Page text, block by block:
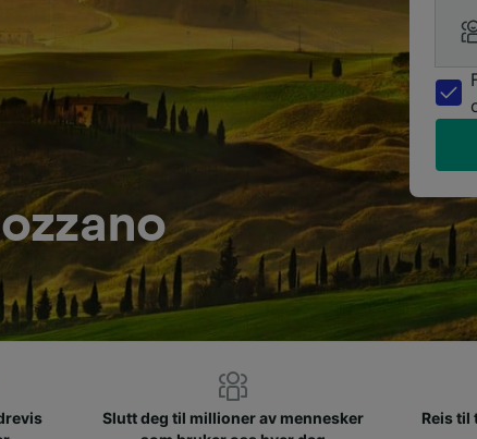
Slutt deg til millioner av mennesker
Reis til